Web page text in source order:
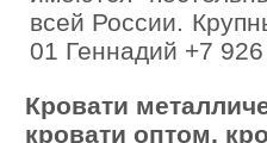
всей России.
01 Геннадий +7
Кровати
кровати оптом,